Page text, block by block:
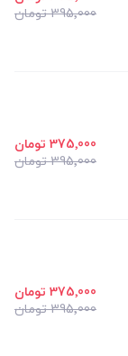
395٬000 تومان
395٬000 تومان
375٬000 تومان
395٬000 تومان
375٬000 تومان